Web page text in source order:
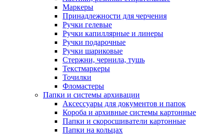
Маркеры
Принадлежности для черчения
Ручки гелевые
Ручки капиллярные и линеры
Ручки подарочные
Ручки шариковые
Стержни, чернила, тушь
Текстмаркеры
Точилки
Фломастеры
Папки и системы архивации
Аксессуары для документов и папок
Короба и архивные системы картонные
Папки и скоросшиватели картонные
Папки на кольцах